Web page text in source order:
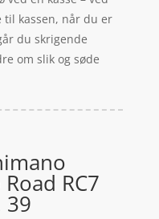
kassen, når du er
du skrigende
om slik og søde
RC7
39